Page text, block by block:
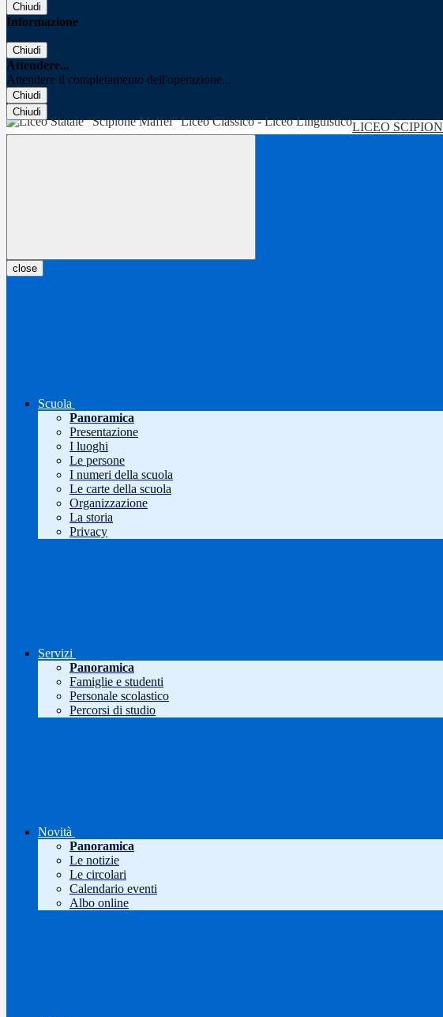
Chiudi
Informazione
Chiudi
Attendere...
Attendere il completamento dell'operazione...
Chiudi
Chiudi
LICEO
close
Scuola
Panoramica
Presentazione
I luoghi
Le persone
I numeri della scuola
Le carte della scuola
Organizzazione
La storia
Privacy
Servizi
Panoramica
Famiglie e studenti
Personale scolastico
Percorsi di studio
Novità
Panoramica
Le notizie
Le circolari
Calendario eventi
Albo online